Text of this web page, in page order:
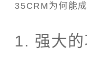
35CRM为何能
1. 强大